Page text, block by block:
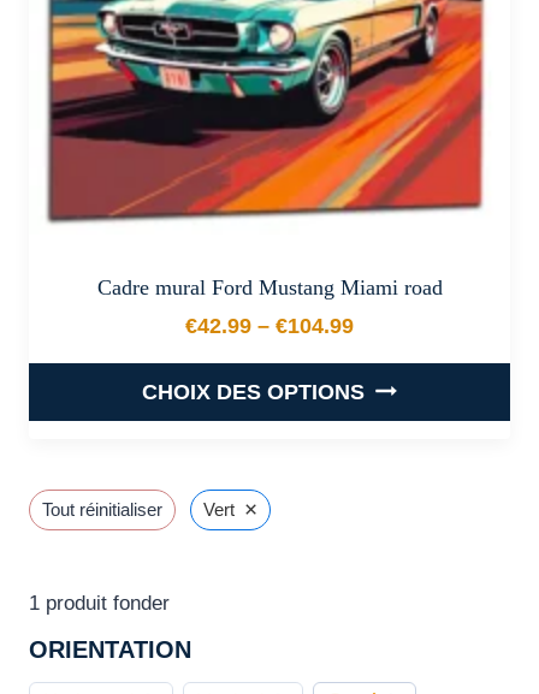
Cadre mural Ford Mustang Miami road
€42.99 – €104.99
Plage de prix : €42.99 à
CHOIX DES OPTIONS
a
Tout réinitialiser Vert ×
1 produit fonder
ORIENTATION